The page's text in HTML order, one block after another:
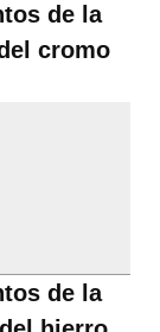
de la
cromo
de la